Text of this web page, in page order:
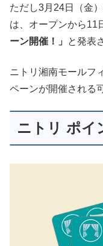
ただし3月24日（金
は、オープンから11
ーン開催！」
と発表
ニトリ湘南モールフ
ペーンが開催される
ニトリ ポイ